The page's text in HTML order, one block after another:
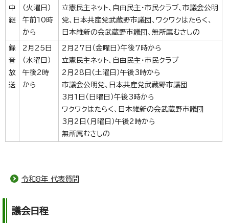
中
継
（火曜日）
午前10時
から
立憲民主ネット、自由民主・市民クラブ、市議会公明
党、日本共産党武蔵野市議団、ワクワクはたらく、
日本維新の会武蔵野市議団、無所属むさしの
録
音
放
送
2月25日
（水曜日）
午後2時
から
2月27日（金曜日）午後7時から
立憲民主ネット、自由民主・市民クラブ
2月28日（土曜日）午後3時から
市議会公明党、日本共産党武蔵野市議団
3月1日（日曜日）午後3時から
ワクワクはたらく、日本維新の会武蔵野市議団
3月2日（月曜日）午後2時から
無所属むさしの
令和8年 代表質問
議会日程